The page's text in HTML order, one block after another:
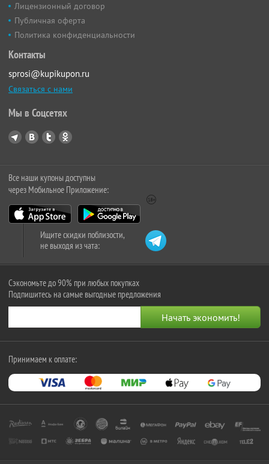
Лицензионный договор
Публичная оферта
Политика конфиденциальности
Контакты
sprosi@kupikupon.ru
Связаться с нами
Мы в Соцсетях
Все наши купоны доступны
через Мобильное Приложение:
Ищите скидки поблизости,
не выходя из чата:
Сэкономьте до 90% при любых покупках
Подпишитесь на самые выгодные предложения
Принимаем к оплате: